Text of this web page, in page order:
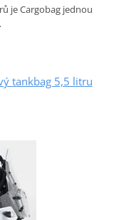
je Cargobag jednou
tankbag 5,5 litru